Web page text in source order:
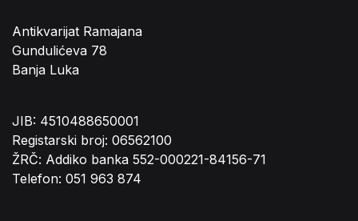
Antikvarijat Ramajana
Gundulićeva 78
Banja Luka
JIB: 4510488650001
Registarski broj: 06562100
ŽRČ: Addiko banka 552-000221-84156-71
Telefon: 051 963 874